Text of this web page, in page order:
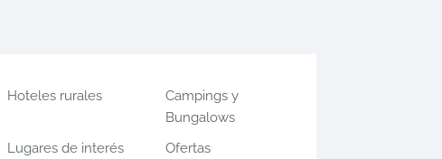
Hoteles rurales
Campings y
Bungalows
Lugares de interés Ofertas